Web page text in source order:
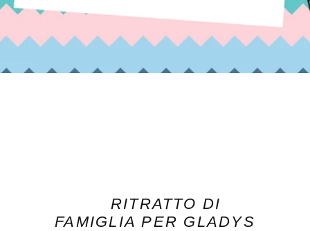
RITRATTO DI
FAMIGLIA PER GLADYS